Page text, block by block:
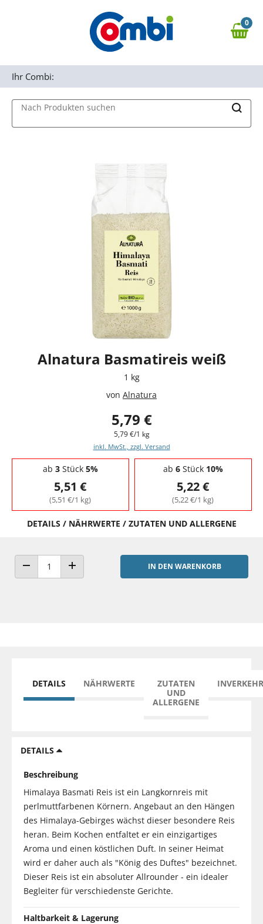
Zur Navigation springen
0,00 €
0
Nach Produkten suchen
Ihr Combi:
Alnatura Basmatireis weiß
1 kg
von Alnatura
5,79 €
5,79 €/1 kg
inkl. MwSt., zzgl. Versand
Staffelpreise - Mengenrabatt
ab 3Stück 5%
5,51 €
(5,51 €/1 kg)
ab 6Stück 10%
5,22 €
(5,22 €/1 kg)
DETAILS / NÄHRWERTE / ZUTATEN UND ALLERGENE
ANZAHL VERRINGERNANZAHL ERHÖHEN
IN DEN WARENKORB
DETAILS NÄHRWERTE
ZUTATEN
UND
ALLERGENE
DETAILS
Beschreibung
Himalaya Basmati Reis ist ein Langkornreis mit
perlmuttfarbenen Körnern. Angebaut an den Hängen
des Himalaya-Gebirges wächst dieser besondere Reis
heran. Beim Kochen entfaltet er ein einzigartiges
Aroma und einen köstlichen Duft. In seiner Heimat
wird er daher auch als "König des Duftes" bezeichnet.
Dieser Reis ist ein absoluter Allrounder - ein idealer
Begleiter für verschiedenste Gerichte.
Haltbarkeit & Lagerung